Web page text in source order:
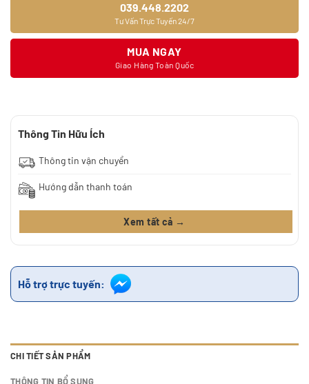
039.448.2202
Tư Vấn Trực Tuyến 24/7
MUA NGAY
Giao Hàng Toàn Quốc
Thông Tin Hữu Ích
Thông tin vận chuyển
Hướng dẫn thanh toán
Xem tất cả →
Hỗ trợ trực tuyến:
CHI TIẾT SẢN PHẨM
THÔNG TIN BỔ SUNG